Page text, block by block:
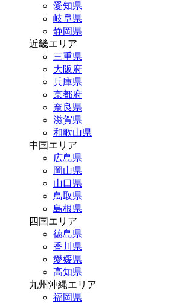
愛知県
岐阜県
静岡県
近畿エリア
三重県
大阪府
兵庫県
京都府
奈良県
滋賀県
和歌山県
中国エリア
広島県
岡山県
山口県
鳥取県
島根県
四国エリア
徳島県
香川県
愛媛県
高知県
九州沖縄エリア
福岡県